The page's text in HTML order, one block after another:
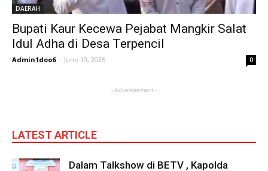
DAERAH
Bupati Kaur Kecewa Pejabat Mangkir Salat
Idul Adha di Desa Terpencil
Admin1doo6 - June 10, 2025 0
- Advertisement -
LATEST ARTICLE
Dalam Talkshow di BETV , Kapolda